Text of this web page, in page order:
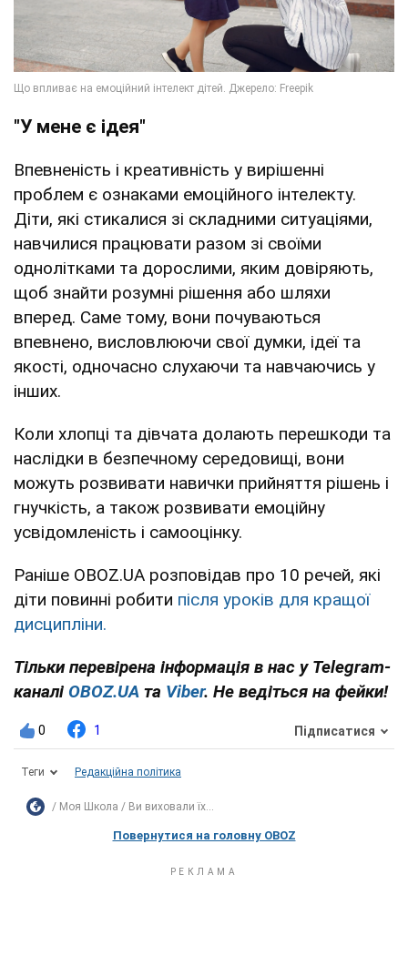
"У мене є ідея"
Впевненість і креативність у вирішенні
проблем є ознаками емоційного інтелекту.
Діти, які стикалися зі складними ситуаціями,
навчилися працювати разом зі своїми
однолітками та дорослими, яким довіряють,
щоб знайти розумні рішення або шляхи
вперед. Саме тому, вони почуваються
впевнено, висловлюючи свої думки, ідеї та
якості, одночасно слухаючи та навчаючись у
інших.
Коли хлопці та дівчата долають перешкоди та
наслідки в безпечному середовищі, вони
можуть розвивати навички прийняття рішень і
гнучкість, а також розвивати емоційну
усвідомленість і самооцінку.
Раніше OBOZ.UA розповідав про 10 речей, які
діти повинні робити після уроків для кращої
дисципліни.
Тільки перевірена інформація в нас у Telegram-
каналі OBOZ.UA та Viber. Не ведіться на фейки!
0 1 Підписатися
Теги Редакційна політика
Моя Школа Ви виховали їх...
Повернутися на головну OBOZ